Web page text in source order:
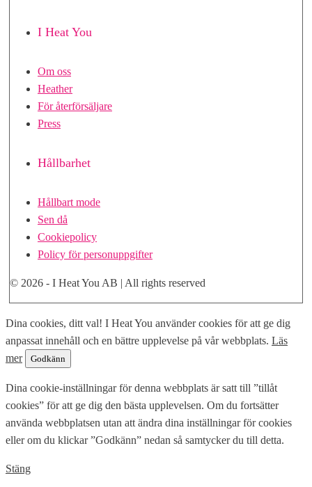
I Heat You
Om oss
Heather
För återförsäljare
Press
Hållbarhet
Hållbart mode
Sen då
Cookiepolicy
Policy för personuppgifter
© 2026 - I Heat You AB | All rights reserved
till
toppen
Dina cookies, ditt val! I Heat You använder cookies för att ge dig
anpassat innehåll och en bättre upplevelse på vår webbplats. Läs
mer
Godkänn
Dina cookie-inställningar för denna webbplats är satt till ”tillåt
cookies” för att ge dig den bästa upplevelsen. Om du fortsätter
använda webbplatsen utan att ändra dina inställningar för cookies
eller om du klickar ”Godkänn” nedan så samtycker du till detta.
Stäng